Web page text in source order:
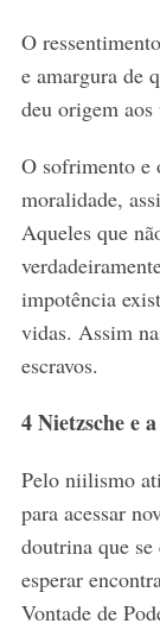
O
e amargura de
deu origem
O sofrimento e
moralidade,
Aqueles que
impotência
vidas. Assim
escravos.
4 Nietzsche e
Pelo niilismo
para acessar
doutrina que
esperar
Vontade de
S
e